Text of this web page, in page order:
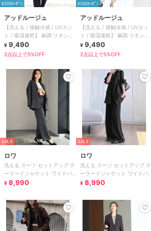
¥200ｸｰﾎﾟﾝ
アッドルージュ
【洗える / 接触冷感 / UVカッ
ト / 吸湿速乾】 麻調 リネンタ
ッチ スーツ
¥ 9,490
2点以上で5%OFF
¥200ｸｰﾎﾟﾝ
アッドルージュ
【洗える / 接触冷感 / UVカッ
ト / 吸湿速乾】 麻調 リネンタ
ッチ スーツ
¥ 9,490
2点以上で5%OFF
SALE
ロワ
洗える スーツ セットアップ テ
ーラードジャケット ワイドパ
ンツ フォーマル セレモニー ビ
¥ 8,990
SALE
ロワ
洗える スーツ セットアップ テ
ーラードジャケット ワイドパ
ンツ フォーマル セレモニー ビ
¥ 8,990